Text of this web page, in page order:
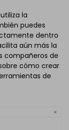
la
puedes
dentro
aún más la
compañeros de
cómo crear
de